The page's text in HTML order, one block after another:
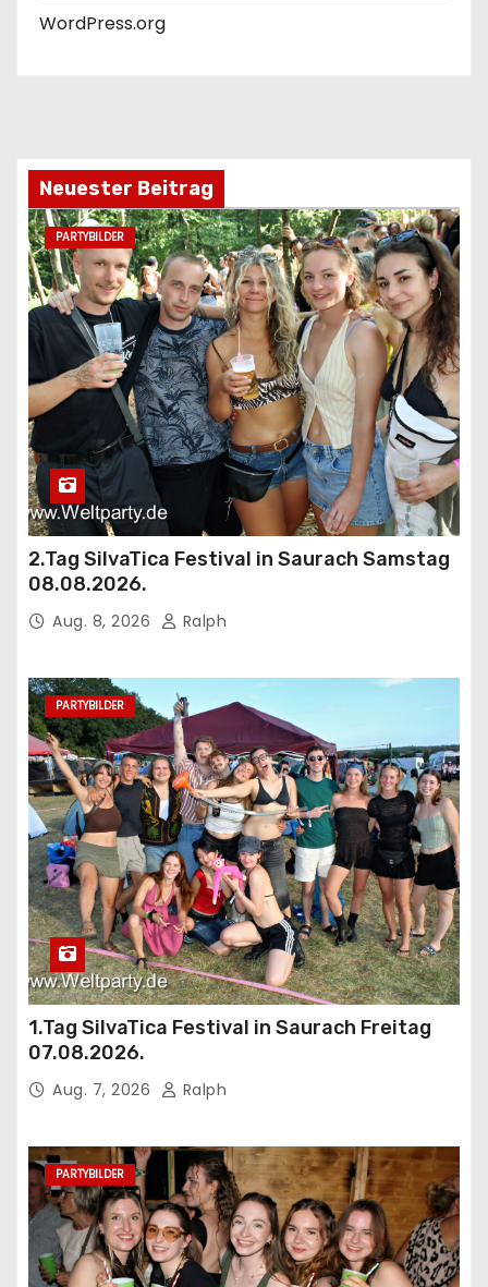
WordPress.org
Neuester Beitrag
PARTYBILDER
2.Tag SilvaTica Festival in Saurach Samstag
08.08.2026.
Aug. 8, 2026 Ralph
PARTYBILDER
1.Tag SilvaTica Festival in Saurach Freitag
07.08.2026.
Aug. 7, 2026 Ralph
PARTYBILDER